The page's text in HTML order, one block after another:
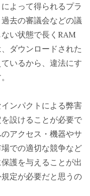
よって得られるプラ
去の審議会などの議
い状態で長くRAM
ダウンロードされた
いるから、違法にす
ンパクトによる弊害
設けることが必要で
アクセス・機器やサ
での適切な競争など
護を与えることが出
定が必要だと思うの